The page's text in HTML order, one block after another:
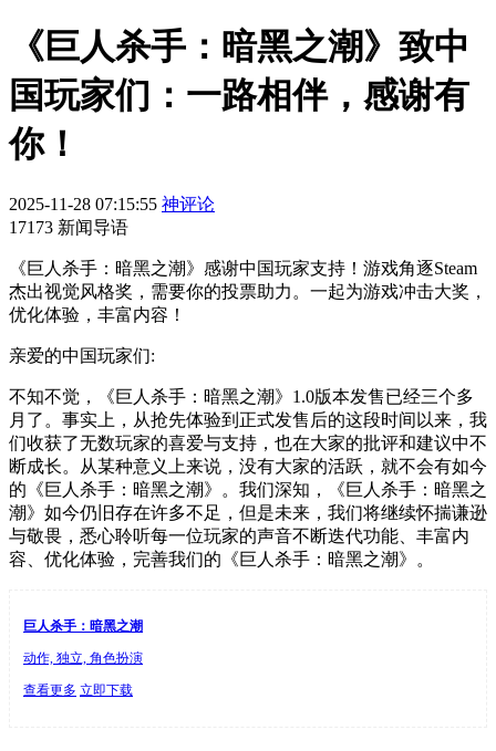
《巨人杀手：暗黑之潮》致中
国玩家们：一路相伴，感谢有
你！
2025-11-28 07:15:55 神评论
17173 新闻导语
《巨人杀手：暗黑之潮》感谢中国玩家支持！游戏角逐Steam
杰出视觉风格奖，需要你的投票助力。一起为游戏冲击大奖，
优化体验，丰富内容！
亲爱的中国玩家们:
不知不觉，《巨人杀手：暗黑之潮》1.0版本发售已经三个多
月了。事实上，从抢先体验到正式发售后的这段时间以来，我
们收获了无数玩家的喜爱与支持，也在大家的批评和建议中不
断成长。从某种意义上来说，没有大家的活跃，就不会有如今
的《巨人杀手：暗黑之潮》。我们深知，《巨人杀手：暗黑之
潮》如今仍旧存在许多不足，但是未来，我们将继续怀揣谦逊
与敬畏，悉心聆听每一位玩家的声音不断迭代功能、丰富内
容、优化体验，完善我们的《巨人杀手：暗黑之潮》。
巨人杀手：暗黑之潮
动作, 独立, 角色扮演
查看更多 立即下载